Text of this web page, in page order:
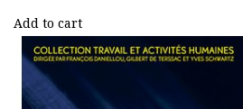
Add to cart